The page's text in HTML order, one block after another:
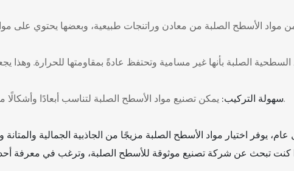
مواد الأسطح الصلبة من معادن وراتنجات طبيعية، وبعضها يحتوي على
السطحية الصلبة بأنها غير مسامية وتحتفظ عادةً بمقاومتها للحرارة.
⭐سهولة التركيب:يمكن تصنيع مواد الأسطح الصلبة لتناسب أبعادًا وأشكالًا محددة، مما يسهل عملية التركيب ويقلل من النفايات مقارنة بالمواد الطبيعية مثل الحجر أو الخشب.
كنت تبحث عن شركة تصنيع موثوقة للأسطح الصلبة، وترغب في معرفة